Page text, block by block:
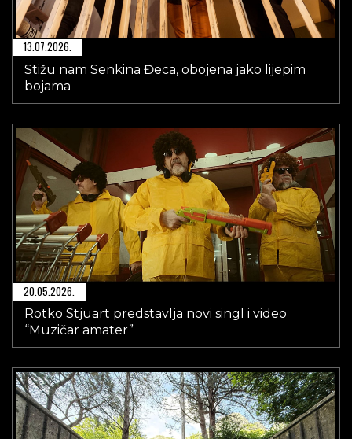
13.07.2026.
Stižu nam Senkina Đeca, obojena jako lijepim
bojama
20.05.2026.
Rotko Stjuart predstavlja novi singl i video
“Muzičar amater”